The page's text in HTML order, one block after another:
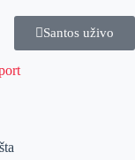
Santos uživo